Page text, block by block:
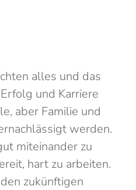
alles und das
und Karriere
aber Familie und
werden.
miteinander zu
hart zu arbeiten.
zukünftigen